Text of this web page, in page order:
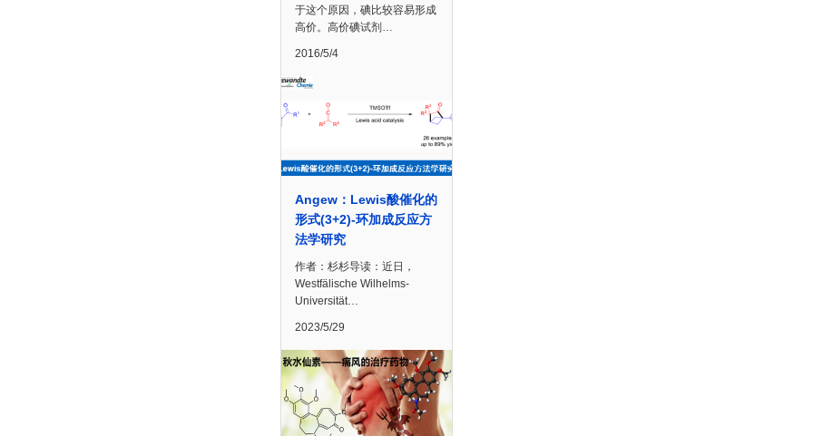
于这个原因，碘比较容易形成
高价。高价碘试剂…
2016/5/4
Angew：Lewis酸催化的
形式(3+2)-环加成反应方
法学研究
作者：杉杉导读：近日，
Westfälische Wilhelms-
Universität…
2023/5/29